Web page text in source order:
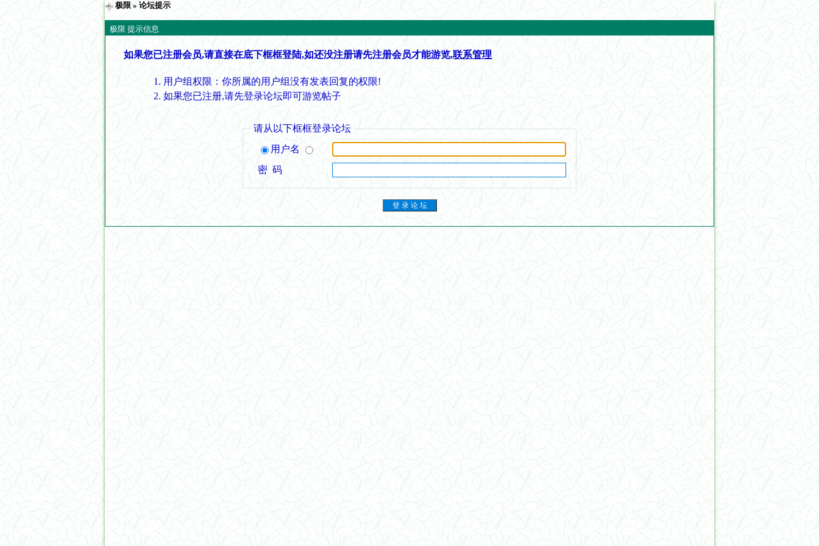
极限 » 论坛提示
极限 提示信息
如果您已注册会员,请直接在底下框框登陆,如还没注册请先注册会员才能游览,联系管理
用户组权限：你所属的用户组没有发表回复的权限!
如果您已注册,请先登录论坛即可游览帖子
请从以下框框登录论坛
用户名
密 码